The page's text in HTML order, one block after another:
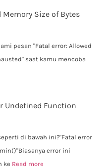
Size of Bytes
pesan "Fatal error: Allowed
saat kamu mencoba
Undefined Function
di bawah ini?"Fatal error
error ini
ke Read more